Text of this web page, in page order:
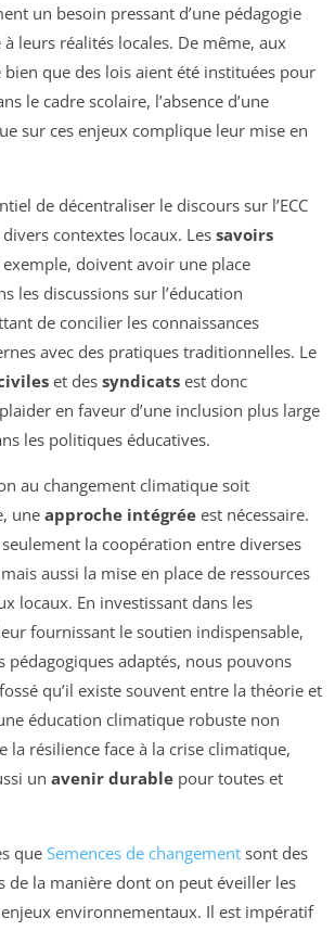
un besoin pressant d’une pédagogie
leurs réalités locales. De même, aux
que des lois aient été instituées pour
le cadre scolaire, l’absence d’une
sur ces enjeux complique leur mise en
de décentraliser le discours sur l’ECC
contextes locaux. Les savoirs
exemple, doivent avoir une place
les discussions sur l’éducation
de concilier les connaissances
avec des pratiques traditionnelles. Le
et des syndicats est donc
en faveur d’une inclusion plus large
les politiques éducatives.
au changement climatique soit
une approche intégrée est nécessaire.
la coopération entre diverses
aussi la mise en place de ressources
locaux. En investissant dans les
fournissant le soutien indispensable,
pédagogiques adaptés, nous pouvons
qu’il existe souvent entre la théorie et
éducation climatique robuste non
la résilience face à la crise climatique,
un avenir durable pour toutes et
que Semences de changement sont des
de la manière dont on peut éveiller les
environnementaux. Il est impératif